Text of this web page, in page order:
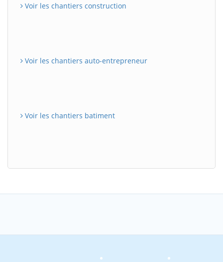
Voir les chantiers construction
Voir les chantiers auto-entrepreneur
Voir les chantiers batiment